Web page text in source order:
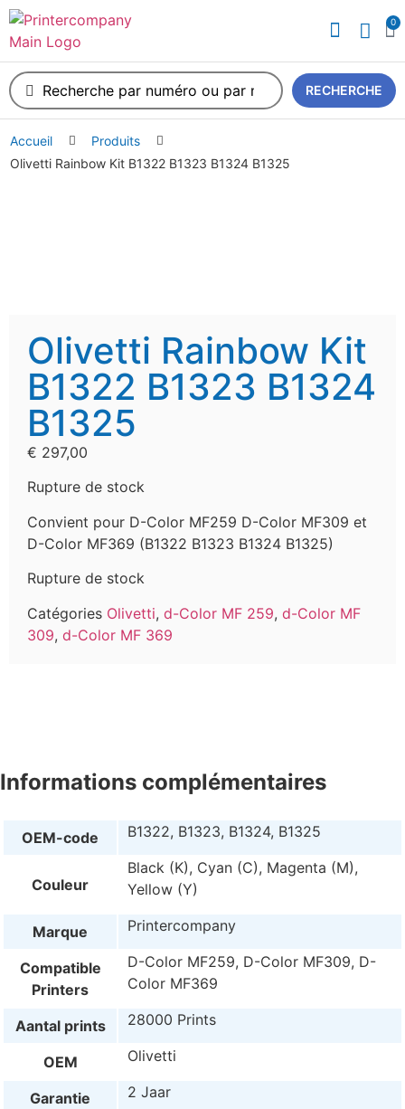
0
RECHERCHE
Accueil
Produits
Olivetti Rainbow Kit B1322 B1323 B1324 B1325
Olivetti Rainbow Kit
B1322 B1323 B1324
B1325
€ 297,00
Rupture de stock
Convient pour D-Color MF259 D-Color MF309 et
D-Color MF369 (B1322 B1323 B1324 B1325)
Rupture de stock
Catégories Olivetti, d-Color MF 259, d-Color MF
309, d-Color MF 369
Informations complémentaires
OEM-code B1322, B1323, B1324, B1325
Couleur
Black (K), Cyan (C), Magenta (M),
Yellow (Y)
Marque Printercompany
Compatible
Printers
D-Color MF259, D-Color MF309, D-
Color MF369
Aantal prints 28000 Prints
OEM Olivetti
Garantie 2 Jaar